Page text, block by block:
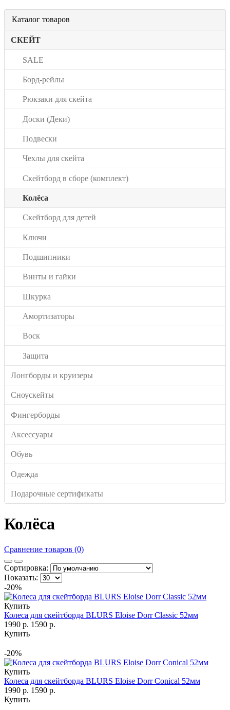
Каталог товаров
СКЕЙТ
SALE
Борд-рейлы
Рюкзаки для скейта
Доски (Деки)
Подвески
Чехлы для скейта
Скейтборд в сборе (комплект)
Колёса
Скейтборд для детей
Ключи
Подшипники
Винты и гайки
Шкурка
Амортизаторы
Воск
Защита
Лонгборды и круизеры
Сноускейты
Фингерборды
Аксессуары
Обувь
Одежда
Подарочные сертификаты
Колёса
Сравнение товаров (0)
Сортировка:
Показать:
-20%
Купить
Колеса для скейтборда BLURS Eloise Dorr Classic 52мм
1990 р. 1590 р.
Купить
-20%
Купить
Колеса для скейтборда BLURS Eloise Dorr Conical 52мм
1990 р. 1590 р.
Купить